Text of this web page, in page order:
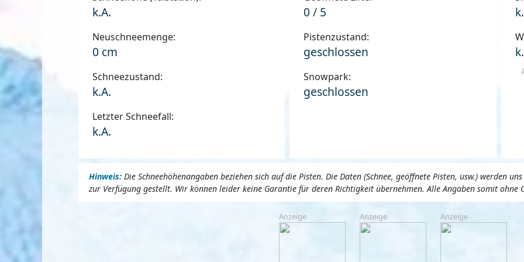
k.A.
Neuschneemenge:
0 cm
Schneezustand:
k.A.
Letzter Schneefall:
k.A.
0 / 5
Pistenzustand:
geschlossen
Snowpark:
geschlossen
Hinweis: Die Schneehöhenangaben beziehen sich auf die Pisten. Die Daten (Schnee, geöffnete Pisten, usw.) werden
zur Verfügung gestellt. Wir können leider keine Garantie für deren Richtigkeit übernehmen. Alle Angaben somit ohne
Anzeige Anzeige Anzeige